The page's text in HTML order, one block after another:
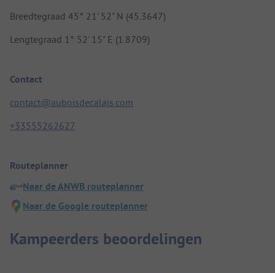
Breedtegraad 45° 21' 52" N (45.3647)
Lengtegraad 1° 52' 15" E (1.8709)
Contact
contact@auboisdecalais.com
+33555262627
Routeplanner
Naar de ANWB routeplanner
Naar de Google routeplanner
Kampeerders beoordelingen